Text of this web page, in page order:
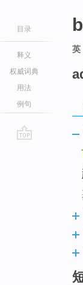
目录
释义
权威词典
用法
例句
英